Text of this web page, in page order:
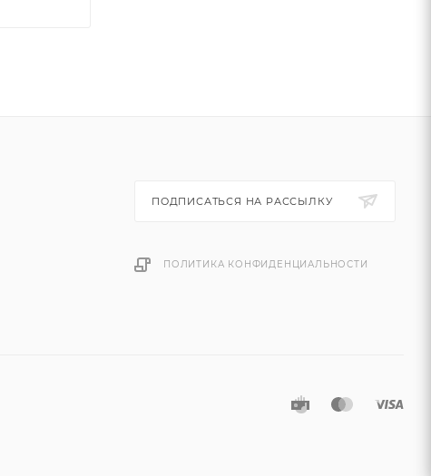
ПОДПИСАТЬСЯ НА РАССЫЛКУ
ПОЛИТИКА КОНФИДЕНЦИАЛЬНОСТИ